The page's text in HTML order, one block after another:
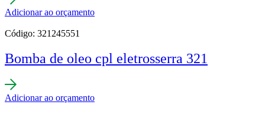
Adicionar ao orçamento
Código: 321245551
Bomba de oleo cpl eletrosserra 321
Adicionar ao orçamento